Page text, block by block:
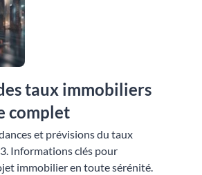
taux immobiliers
complet
et prévisions du taux
Informations clés pour
immobilier en toute sérénité.